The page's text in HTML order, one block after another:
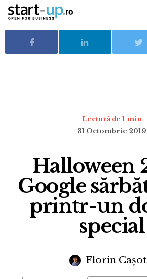
Lectură de 1 min
31 Octombrie 2019
Halloween
Google
printr-un
special
Florin